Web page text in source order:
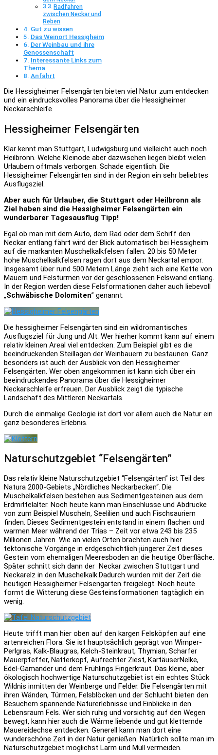
Radfahren
zwischen Neckar und
Reben
Gut zu wissen
Das Weinort Hessigheim
Der Weinbau und ihre
Genossenschaft
Interessante Links zum
Thema
Anfahrt
Die Hessigheimer Felsengärten bieten viel Natur zum entdecken
und ein eindrucksvolles Panorama über die Hessigheimer
Neckarschleife.
Hessigheimer Felsengärten
Klar kennt man Stuttgart, Ludwigsburg und vielleicht auch noch
Heilbronn. Welche Kleinode aber dazwischen liegen bleibt vielen
Urlaubern oftmals verborgen. Schade eigentlich. Die
Hessigheimer Felsengärten sind in der Region ein sehr beliebtes
Ausflugsziel.
Aber auch für Urlauber, die Stuttgart oder Heilbronn als
Ziel haben sind die Hessigheimer Felsengärten ein
wunderbarer Tagesausflug Tipp!
Egal ob man mit dem Auto, dem Rad oder dem Schiff den
Neckar entlang fährt wird der Blick automatisch bei Hessigheim
auf die markanten Muschelkalkfelsen fallen. 20 bis 50 Meter
hohe Muschelkalkfelsen ragen dort aus dem Neckartal empor.
Insgesamt über rund 500 Metern Länge zieht sich eine Kette von
Mauern und Felstürmen vor der geschlossenen Felswand entlang.
In der Region werden diese Felsformationen daher auch liebevoll
„Schwäbische Dolomiten” genannt.
Die hessigheimer Felsengärten sind ein wildromantisches
Ausflugsziel für Jung und Alt. Wer hierher kommt kann auf einem
relativ kleinen Areal viel entdecken. Zum Beispiel gibt es die
beeindruckenden Steillagen der Weinbauern zu bestaunen. Ganz
besonders ist auch der Ausblick von den Hessigheimer
Felsengärten. Wer oben angekommen ist kann sich über ein
beeindruckendes Panorama über die Hessigheimer
Neckarschleife erfreuen. Der Ausblick zeigt die typische
Landschaft des Mittleren Neckartals.
Durch die einmalige Geologie ist dort vor allem auch die Natur ein
ganz besonderes Erlebnis.
Naturschutzgebiet “Felsengärten”
Das relativ kleine Naturschutzgebiet “Felsengärten” ist Teil des
Natura 2000-Gebiets „Nördliches Neckarbecken“. Die
Muschelkalkfelsen bestehen aus Sedimentgesteinen aus dem
Erdmittelalter. Noch heute kann man Einschlüsse und Abdrücke
von zum Beispiel Muscheln, Seelilien und auch Fischsauriern
finden. Dieses Sedimentgestein entstand in einem flachen und
warmen Meer während der Trias – Zeit vor etwa 243 bis 235
Millionen Jahren. Wie an vielen Orten brachten auch hier
tektonische Vorgänge in erdgeschichtlich jüngerer Zeit dieses
Gestein vom ehemaligen Meeresboden an die heutige Oberfläche.
Später schnitt sich dann der Neckar zwischen Stuttgart und
Neckarelz in den Muschelkalk.Dadurch wurden mit der Zeit die
heutigen Hessigheimer Felsengärten freigelegt. Noch heute
formt die Witterung diese Gesteinsformationen tagtäglich ein
wenig.
Heute trifft man hier oben auf den kargen Felsköpfen auf eine
artenreichen Flora. Sie ist hauptsächlich geprägt von Wimper-
Perlgras, Kalk-Blaugras, Kelch-Steinkraut, Thymian, Scharfer
Mauerpfeffer, Natterkopf, Aufrechter Ziest, KartäuserNelke,
Edel-Gamander und dem Frühlings Fingerkraut. Das kleine, aber
ökologisch hochwertige Naturschutzgebiet ist ein echtes Stück
Wildnis inmitten der Weinberge und Felder. Die Felsengärten mit
ihren Wänden, Türmen, Felsblöcken und der Schlucht bieten den
Besuchern spannende Naturerlebnisse und Einblicke in den
Lebensraum Fels. Wer sich ruhig und vorsichtig auf den Wegen
bewegt, kann hier auch die Wärme liebende und gut kletternde
Mauereidechse entdecken. Generell kann man dort eine
wunderschöne Zeit in der Natur genießen. Natürlich sollte man im
Naturschutzgebiet möglichst Lärm und Müll vermeiden.